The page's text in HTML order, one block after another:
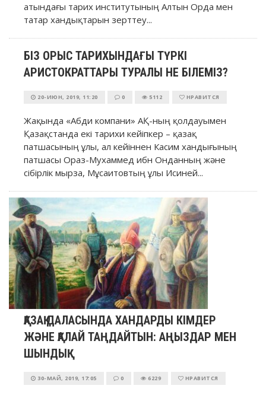
атындағы тарих институтының Алтын Орда мен
татар хандықтарын зерттеу...
БІЗ ОРЫС ТАРИХЫНДАҒЫ ТҮРКІ
АРИСТОКРАТТАРЫ ТУРАЛЫ НЕ БІЛЕМІЗ?
20-ИЮН, 2019, 11:20 0 5112 НРАВИТСЯ
Жақында «Абди компани» АҚ-ның қолдауымен
Қазақстанда екі тарихи кейіпкер – қазақ
патшасының ұлы, ал кейіннен Касим хандығының
патшасы Ораз-Мухаммед ибн Онданның және
сібірлік мырза, Мұсаитовтың ұлы Исиней...
ҚАЗАҚ ДАЛАСЫНДА ХАНДАРДЫ КІМДЕР
ЖӘНЕ ҚАЛАЙ ТАҢДАЙТЫН: АҢЫЗДАР МЕН
ШЫНДЫҚ
30-МАЙ, 2019, 17:05 0 6229 НРАВИТСЯ